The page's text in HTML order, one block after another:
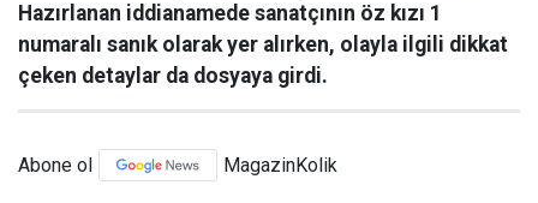
Hazırlanan iddianamede sanatçının öz kızı 1
numaralı sanık olarak yer alırken, olayla ilgili dikkat
çeken detaylar da dosyaya girdi.
Abone ol MagazinKolik